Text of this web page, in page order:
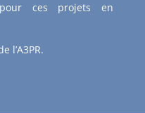
ces projets en
l’A3PR.